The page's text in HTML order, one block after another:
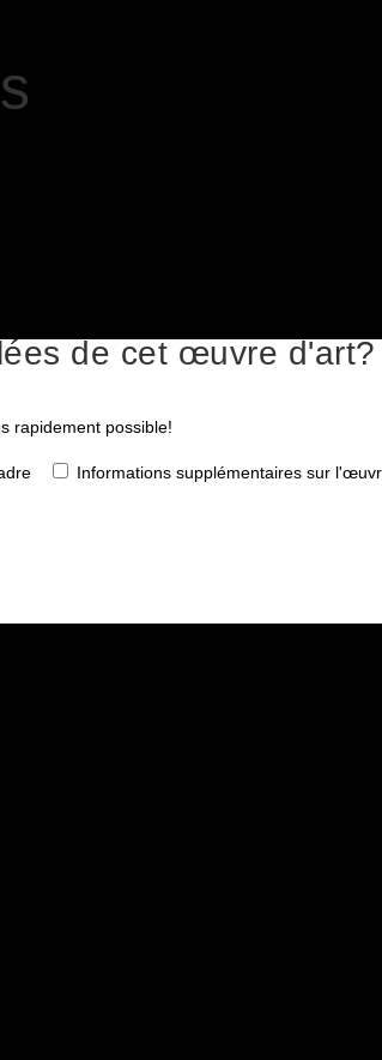
de cet œuvre d'art?
rapidement possible!
Informations supplémentaires sur